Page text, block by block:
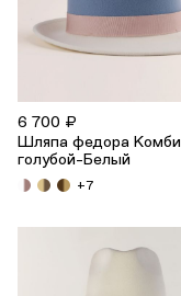
6 700 ₽
Шляпа федора Комби
голубой-Белый
+7